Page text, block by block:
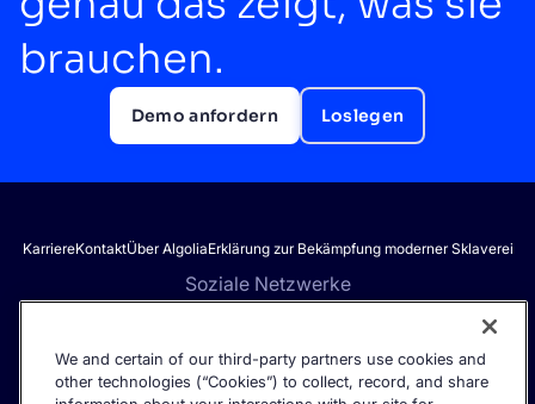
brauchen.
Demo anfordern Loslegen
KarriereKontaktÜber AlgoliaErklärung zur Bekämpfung moderner Sklaverei
Soziale Netzwerke
Erhalten Sie die neuesten Informationen zur KI-Suche – direkt in
We and certain of our third-party partners use cookies and
other technologies (“Cookies”) to collect, record, and share